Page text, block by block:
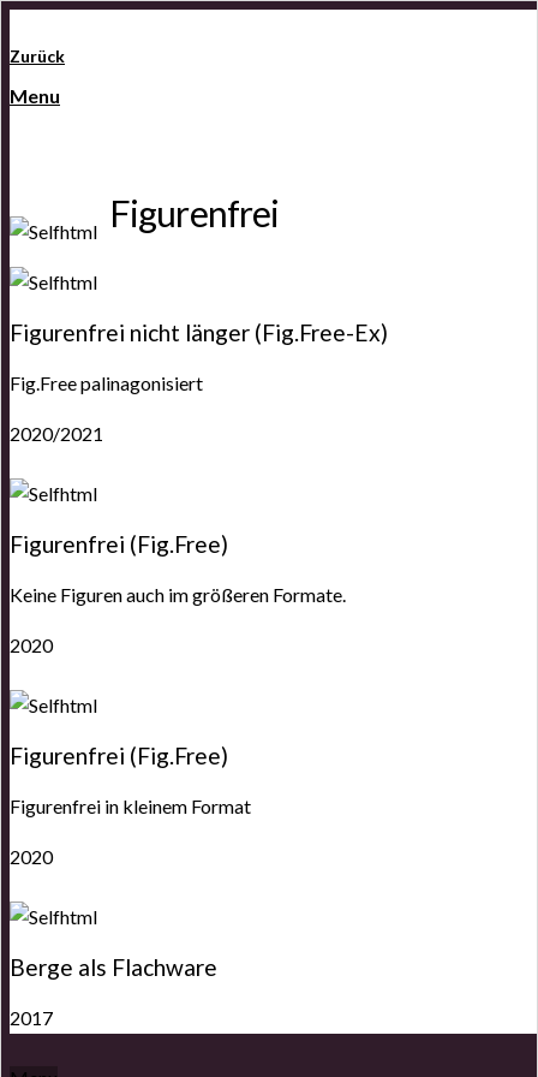
Zurück
Menu
Figurenfrei
Figurenfrei nicht länger (Fig.Free-Ex)
Fig.Free palinagonisiert
2020/2021
Figurenfrei (Fig.Free)
Keine Figuren auch im größeren Formate.
2020
Figurenfrei (Fig.Free)
Figurenfrei in kleinem Format
2020
Berge als Flachware
2017